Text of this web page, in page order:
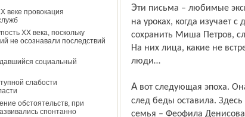
веке провокация
ХХ века, поскольку
не осознавали последствий
социальный
слабости
обстоятельств, при
спонтанно
Эти письма – любимые экспонаты Натальи Владимировны. Она использует их даже
на уроках, когда изучает
сохранить Миша Петров,
На них лица, какие не
люди…
А вот следующая эпоха. Она хоть и не прошлась по Березникам кровавым колесом, но
след беды оставила.
семья – Феофила